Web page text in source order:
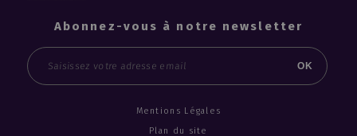
Abonnez-vous à notre newsletter
Email
OK
Mentions Légales
Plan du site